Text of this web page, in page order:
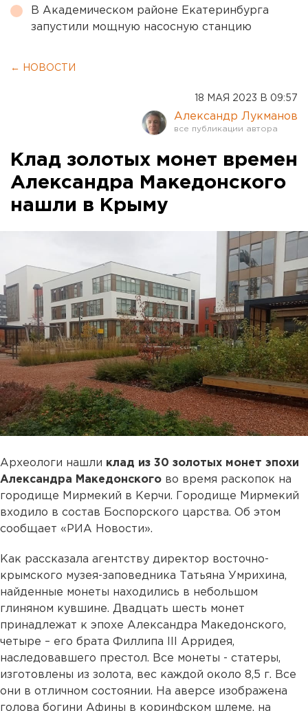
В Академическом районе Екатеринбурга
запустили мощную насосную станцию
← НОВОСТИ
18 МАЯ 2023 В 09:57
Александр Лукманов
Клад золотых монет времен
Александра Македонского
нашли в Крыму
Археологи нашли клад из 30 золотых монет эпохи
Александра Македонского во время раскопок на
городище Мирмекий в Керчи. Городище Мирмекий
входило в состав Боспорского царства. Об этом
сообщает «РИА Новости».
Как рассказала агентству директор восточно-
крымского музея-заповедника Татьяна Умрихина,
найденные монеты находились в небольшом
глиняном кувшине. Двадцать шесть монет
принадлежат к эпохе Александра Македонского,
четыре – его брата Филлипа III Арридея,
наследовавшего престол. Все монеты - статеры,
изготовлены из золота, вес каждой около 8,5 г. Все
они в отличном состоянии. На аверсе изображена
голова богини Афины в коринфском шлеме, на